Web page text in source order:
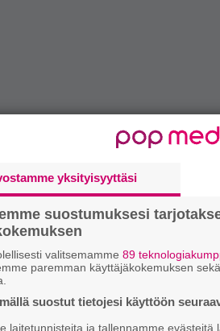
tiedät mistä kahvitauolla puhutaan!
yksityisyyttäsi
suostumuksesi
valitsemamme 89
paremman käyttäjäkokemuksen
suostut tietojesi käyttöön
laitetunnisteita ja tallennamme evästeitä